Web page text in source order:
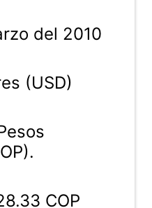
del 2010
(USD)
COP